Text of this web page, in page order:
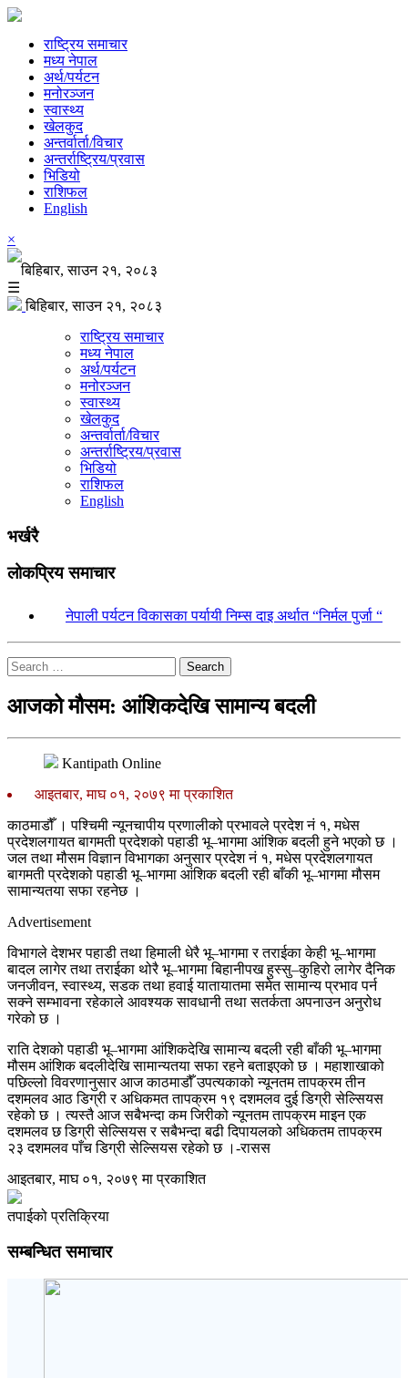
राष्ट्रिय समाचार
मध्य नेपाल
अर्थ/पर्यटन
मनोरञ्जन
स्वास्थ्य
खेलकुद
अन्तर्वार्ता/विचार
अन्तर्राष्ट्रिय/प्रवास
भिडियो
राशिफल
English
×
बिहिबार, साउन २१, २०८३
☰
बिहिबार, साउन २१, २०८३
राष्ट्रिय समाचार
मध्य नेपाल
अर्थ/पर्यटन
मनोरञ्जन
स्वास्थ्य
खेलकुद
अन्तर्वार्ता/विचार
अन्तर्राष्ट्रिय/प्रवास
भिडियो
राशिफल
English
भर्खरै
लोकप्रिय समाचार
नेपाली पर्यटन विकासका पर्यायी निम्स दाइ अर्थात “निर्मल पुर्जा “
Search
आजको मौसम: आंशिकदेखि सामान्य बदली
Kantipath Online
आइतबार, माघ ०१, २०७९ मा प्रकाशित
काठमाडौँ । पश्चिमी न्यूनचापीय प्रणालीको प्रभावले प्रदेश नं १, मधेस
प्रदेशलगायत बागमती प्रदेशको पहाडी भू–भागमा आंशिक बदली हुने भएको छ ।
जल तथा मौसम विज्ञान विभागका अनुसार प्रदेश नं १, मधेस प्रदेशलगायत
बागमती प्रदेशको पहाडी भू–भागमा आंशिक बदली रही बाँकी भू–भागमा मौसम
सामान्यतया सफा रहनेछ ।
Advertisement
विभागले देशभर पहाडी तथा हिमाली धेरै भू–भागमा र तराईका केही भू–भागमा
बादल लागेर तथा तराईका थोरै भू–भागमा बिहानीपख हुस्सु–कुहिरो लागेर दैनिक
जनजीवन, स्वास्थ्य, सडक तथा हवाई यातायातमा समेत सामान्य प्रभाव पर्न
सक्ने सम्भावना रहेकाले आवश्यक सावधानी तथा सतर्कता अपनाउन अनुरोध
गरेको छ ।
राति देशको पहाडी भू–भागमा आंशिकदेखि सामान्य बदली रही बाँकी भू–भागमा
मौसम आंशिक बदलीदेखि सामान्यतया सफा रहने बताइएको छ । महाशाखाको
पछिल्लो विवरणानुसार आज काठमाडौँ उपत्यकाको न्यूनतम तापक्रम तीन
दशमलव आठ डिग्री र अधिकमत तापक्रम १९ दशमलव दुई डिग्री सेल्सियस
रहेको छ । त्यस्तै आज सबैभन्दा कम जिरीको न्यूनतम तापक्रम माइन एक
दशमलव छ डिग्री सेल्सियस र सबैभन्दा बढी दिपायलको अधिकतम तापक्रम
२३ दशमलव पाँच डिग्री सेल्सियस रहेको छ ।-रासस
आइतबार, माघ ०१, २०७९ मा प्रकाशित
तपाईको प्रतिक्रिया
सम्बन्धित समाचार